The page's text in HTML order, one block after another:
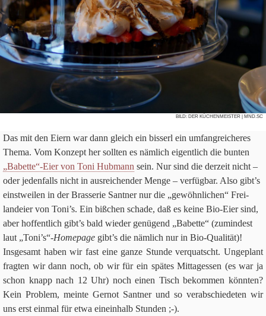
BILD: DER KÜCHENMEISTER | MND.SC
Das mit den Eiern war dann gleich ein bis­serl ein umfang­rei­che­res
Thema. Vom Kon­zept her soll­ten es näm­lich eigent­lich die bun­ten
„Babette“-Eier von Toni Hub­mann sein. Nur sind die der­zeit nicht –
oder jeden­falls nicht in aus­rei­chen­der Menge – ver­füg­bar. Also gibt’s
einst­wei­len in der Bras­se­rie Sant­ner nur die „gewöhn­li­chen“ Frei­
land­eier von Toni’s. Ein biß­chen schade, daß es keine Bio-Eier sind,
aber hof­fent­lich gibt’s bald wie­der genü­gend „Babette“ (zumin­dest
laut „Toni’s“-Home­page gibt’s die näm­lich nur in Bio-Qua­li­tät)!
Ins­ge­samt haben wir fast eine ganze Stunde ver­quatscht. Unge­plant
frag­ten wir dann noch, ob wir für ein spä­tes Mit­tag­essen (es war ja
schon knapp nach 12 Uhr) noch einen Tisch bekom­men könn­ten?
Kein Pro­blem, meinte Ger­not Sant­ner und so ver­ab­schie­de­ten wir
uns erst ein­mal für etwa ein­ein­halb Stunden ;-).